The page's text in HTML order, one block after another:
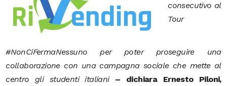
consecutivo al
Tour
#NonCiFermaNessuno per poter proseguire una
collaborazione con una campagna sociale che mette al
centro gli studenti italiani – dichiara Ernesto Piloni,